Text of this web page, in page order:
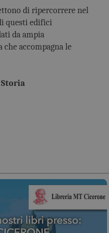
di ripercorrere nel
questi edifici
da ampia
accompagna le